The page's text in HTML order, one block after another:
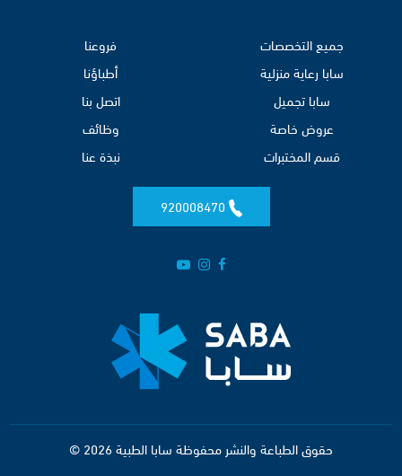
جميع التخصصات
سابا رعاية منزلية
سابا تجميل
عروض خاصة
قسم المختبرات
فروعنا
أطباؤنا
اتصل بنا
وظائف
نبذة عنا
حقوق الطباعة والنشر محفوظة سابا الطبية 2026 ©